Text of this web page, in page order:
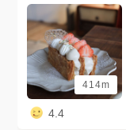
414m
4.4